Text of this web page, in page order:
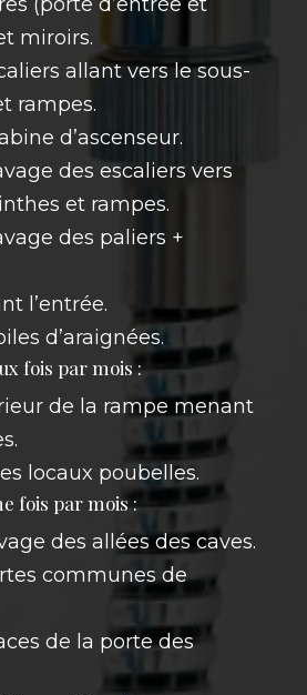
miroirs.
allant vers le sous-
rampes.
d’ascenseur.
des escaliers vers
et rampes.
des paliers +
l’entrée.
d’araignées.
fois par mois :
de la rampe menant
locaux poubelles.
fois par mois :
des allées des caves.
communes de
de la porte des